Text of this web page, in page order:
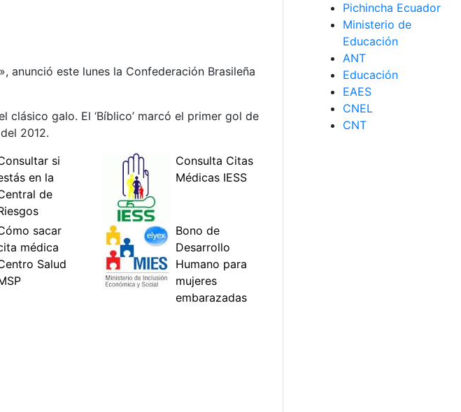
anunció este lunes la Confederación Brasileña
galo. El ‘Bíblico’ marcó el primer gol de
2012.
Pichincha Ecuador
Ministerio de
Educación
ANT
Educación
EAES
CNEL
CNT